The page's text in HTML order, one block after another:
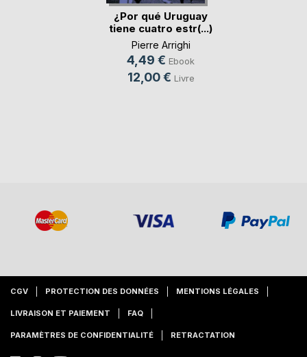
¿Por qué Uruguay
tiene cuatro estr(...)
Pierre Arrighi
4,49 € Ebook
12,00 € Livre
CGV PROTECTION DES DONNÉES MENTIONS LÉGALES
LIVRAISON ET PAIEMENT FAQ
PARAMÈTRES DE CONFIDENTIALITÉ RETRACTATION